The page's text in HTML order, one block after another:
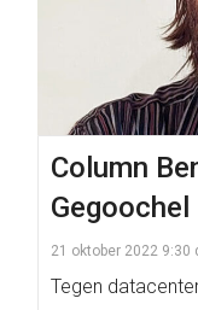
Column
Gegoochel
21 oktober 2022 9:30
Tegen